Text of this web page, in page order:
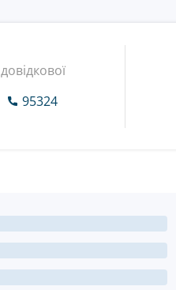
довідкової
95324